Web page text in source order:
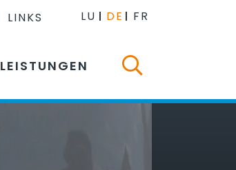
LINKS LU DE FR
LEISTUNGEN